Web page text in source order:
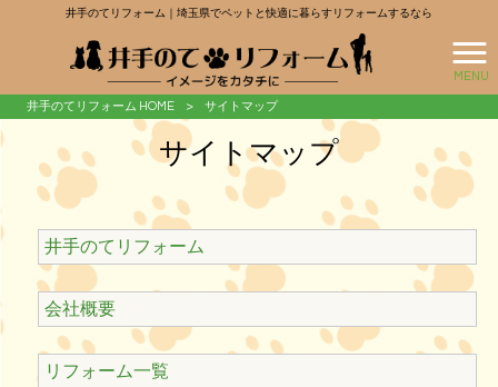
井手のてリフォーム｜埼玉県でペットと快適に暮らすリフォームするなら
MENU
井手のてリフォーム HOME > サイトマップ
サイトマップ
井手のてリフォーム
会社概要
リフォーム一覧